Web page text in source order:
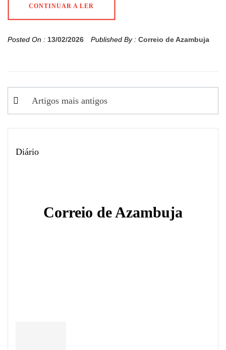
CONTINUAR A LER
Posted On : 13/02/2026 Published By : Correio de Azambuja
Navegação
de
Artigos mais antigos
Diário
Correio de Azambuja